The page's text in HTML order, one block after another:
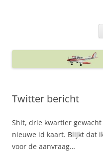
Twitter bericht
Shit, drie kwartier
nieuwe id kaart. Blijkt dat
voor de aanvraag…